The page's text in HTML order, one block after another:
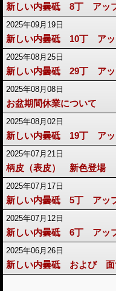
新しい内曇砥 8丁 アッ
2025年09月19日
新しい内曇砥 10丁 アッ
2025年08月25日
新しい内曇砥 29丁 アッ
2025年08月08日
お盆期間休業について
2025年08月02日
新しい内曇砥 19丁 アッ
2025年07月21日
柄皮（表皮） 新色登場
2025年07月17日
新しい内曇砥 5丁 アッ
2025年07月12日
新しい内曇砥 6丁 アッ
2025年06月26日
新しい内曇砥 および